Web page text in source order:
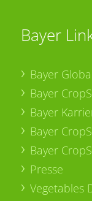
Bayer
Bayer
Bayer
Bayer
Bayer
Bayer
Presse
Vegetables